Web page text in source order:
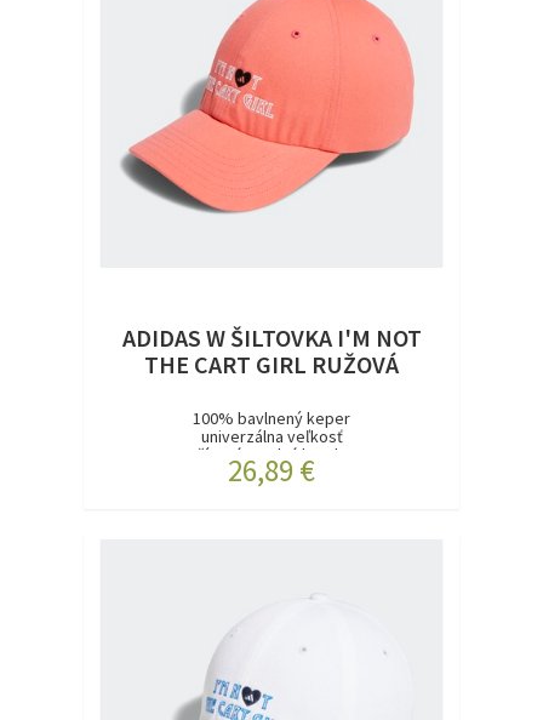
ADIDAS W ŠILTOVKA I'M NOT
THE CART GIRL RUŽOVÁ
100% bavlnený keper
univerzálna veľkosť
Vyšívaná predná kresba...
26,89 €